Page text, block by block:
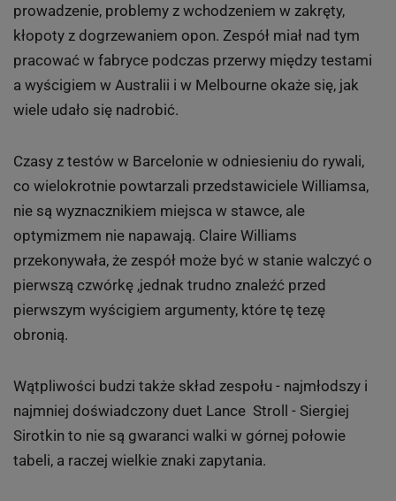
prowadzenie, problemy z wchodzeniem w zakręty,
kłopoty z dogrzewaniem opon. Zespół miał nad tym
pracować w fabryce podczas przerwy między testami
a wyścigiem w Australii i w Melbourne okaże się, jak
wiele udało się nadrobić.
Czasy z testów w Barcelonie w odniesieniu do rywali,
co wielokrotnie powtarzali przedstawiciele Williamsa,
nie są wyznacznikiem miejsca w stawce, ale
optymizmem nie napawają. Claire Williams
przekonywała, że zespół może być w stanie walczyć o
pierwszą czwórkę ,jednak trudno znaleźć przed
pierwszym wyścigiem argumenty, które tę tezę
obronią.
Wątpliwości budzi także skład zespołu - najmłodszy i
najmniej doświadczony duet Lance Stroll - Siergiej
Sirotkin to nie są gwaranci walki w górnej połowie
tabeli, a raczej wielkie znaki zapytania.